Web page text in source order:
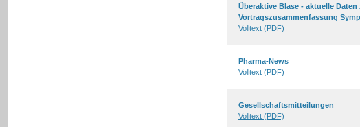
Überaktive Blase - aktuelle
Vortragszusammenfassung
Volltext (PDF)
Pharma-News
Volltext (PDF)
Gesellschaftsmitteilungen
Volltext (PDF)